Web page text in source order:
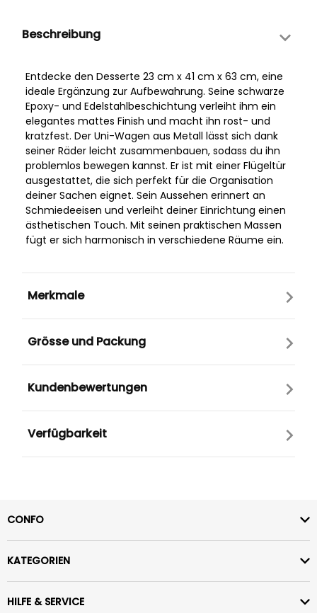
Beschreibung
Entdecke den Desserte 23 cm x 41 cm x 63 cm, eine
ideale Ergänzung zur Aufbewahrung. Seine schwarze
Epoxy- und Edelstahlbeschichtung verleiht ihm ein
elegantes mattes Finish und macht ihn rost- und
kratzfest. Der Uni-Wagen aus Metall lässt sich dank
seiner Räder leicht zusammenbauen, sodass du ihn
problemlos bewegen kannst. Er ist mit einer Flügeltür
ausgestattet, die sich perfekt für die Organisation
deiner Sachen eignet. Sein Aussehen erinnert an
Schmiedeeisen und verleiht deiner Einrichtung einen
ästhetischen Touch. Mit seinen praktischen Massen
fügt er sich harmonisch in verschiedene Räume ein.
Merkmale
Grösse und Packung
Kundenbewertungen
Verfügbarkeit
CONFO
KATEGORIEN
HILFE & SERVICE